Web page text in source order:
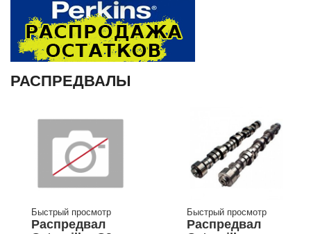
РАСПРЕДВАЛЫ
Быстрый просмотр
Распредвал
Быстрый просмотр
Распредвал